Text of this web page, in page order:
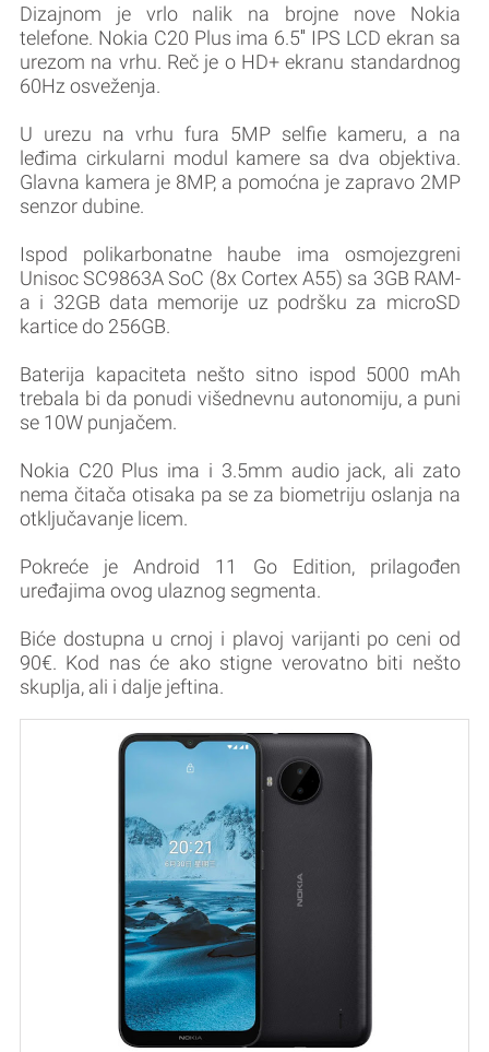
Dizajnom je vrlo nalik na brojne nove Nokia
telefone. Nokia C20 Plus ima 6.5″ IPS LCD ekran sa
urezom na vrhu. Reč je o HD+ ekranu standardnog
60Hz osveženja.
U urezu na vrhu fura 5MP selfie kameru, a na
leđima cirkularni modul kamere sa dva objektiva.
Glavna kamera je 8MP, a pomoćna je zapravo 2MP
senzor dubine.
Ispod polikarbonatne haube ima osmojezgreni
Unisoc SC9863A SoC (8x Cortex A55) sa 3GB RAM-
a i 32GB data memorije uz podršku za microSD
kartice do 256GB.
Baterija kapaciteta nešto sitno ispod 5000 mAh
trebala bi da ponudi višednevnu autonomiju, a puni
se 10W punjačem.
Nokia C20 Plus ima i 3.5mm audio jack, ali zato
nema čitača otisaka pa se za biometriju oslanja na
otključavanje licem.
Pokreće je Android 11 Go Edition, prilagođen
uređajima ovog ulaznog segmenta.
Biće dostupna u crnoj i plavoj varijanti po ceni od
90€. Kod nas će ako stigne verovatno biti nešto
skuplja, ali i dalje jeftina.